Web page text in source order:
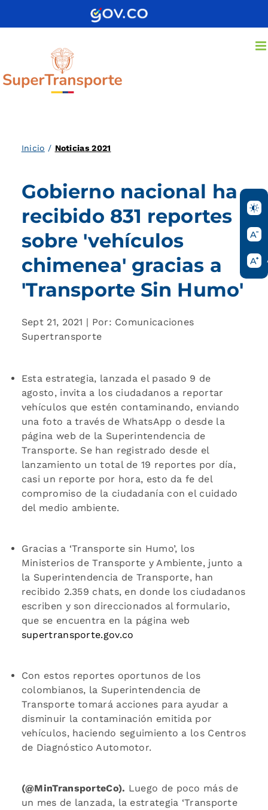
Inicio / Noticias 2021
Gobierno nacional ha
recibido 831 reportes
sobre 'vehículos
chimenea' gracias a
'Transporte Sin Humo'
Sept 21, 2021 | Por: Comunicaciones
Supertransporte
Esta estrategia, lanzada el pasado 9 de
agosto, invita a los ciudadanos a reportar
vehículos que estén contaminando, enviando
una foto a través de WhatsApp o desde la
página web de la Superintendencia de
Transporte. Se han registrado desde el
lanzamiento un total de 19 reportes por día,
casi un reporte por hora, esto da fe del
compromiso de la ciudadanía con el cuidado
del medio ambiente.
Gracias a ‘Transporte sin Humo’, los
Ministerios de Transporte y Ambiente, junto a
la Superintendencia de Transporte, han
recibido 2.359 chats, en donde los ciudadanos
escriben y son direccionados al formulario,
que se encuentra en la página web
supertransporte.gov.co
Con estos reportes oportunos de los
colombianos, la Superintendencia de
Transporte tomará acciones para ayudar a
disminuir la contaminación emitida por
vehículos, haciendo seguimiento a los Centros
de Diagnóstico Automotor.
(@MinTransporteCo). Luego de poco más de
un mes de lanzada, la estrategia ‘Transporte